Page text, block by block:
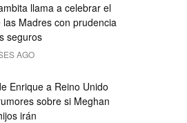
llama a celebrar el
las Madres con prudencia
seguros
AGO
Enrique a Reino Unido
sobre si Meghan
irán